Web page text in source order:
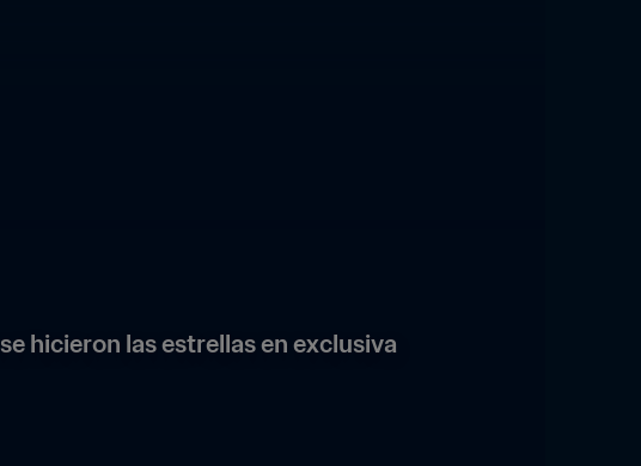
hicieron las estrellas en exclusiva